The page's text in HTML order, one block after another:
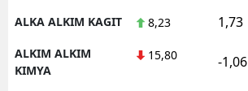
ALKA ALKIM KAGIT 8,23 1,73
ALKIM ALKIM
KIMYA
15,80 -1,06